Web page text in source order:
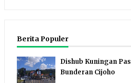
Berita Populer
Dishub Kuningan
Bunderan Cijoho